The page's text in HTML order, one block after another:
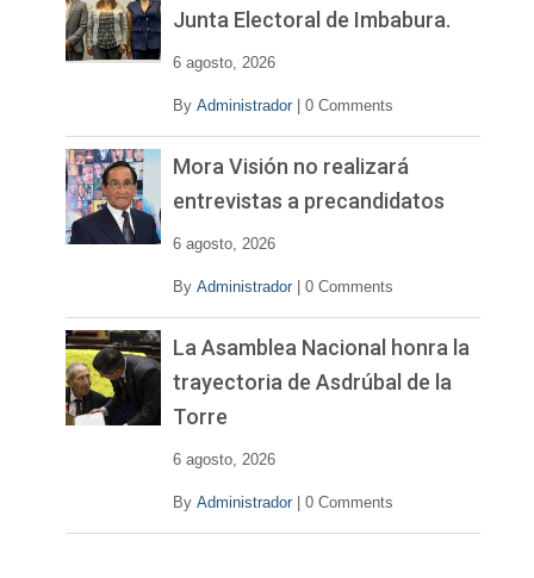
Junta Electoral de Imbabura.
6 agosto, 2026
By Administrador 0 Comments
Mora Visión no realizará
entrevistas a precandidatos
6 agosto, 2026
By Administrador 0 Comments
La Asamblea Nacional honra la
trayectoria de Asdrúbal de la
Torre
6 agosto, 2026
By Administrador 0 Comments